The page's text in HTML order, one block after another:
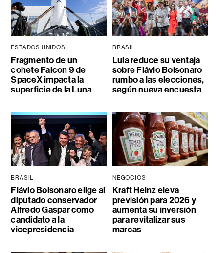
ESTADOS UNIDOS
Fragmento de un
cohete Falcon 9 de
SpaceX impacta la
superficie de la Luna
BRASIL
Lula reduce su ventaja
sobre Flávio Bolsonaro
rumbo a las elecciones,
según nueva encuesta
BRASIL
Flávio Bolsonaro elige al
diputado conservador
Alfredo Gaspar como
candidato a la
vicepresidencia
NEGOCIOS
Kraft Heinz eleva
previsión para 2026 y
aumenta su inversión
para revitalizar sus
marcas